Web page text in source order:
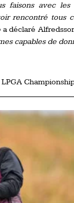
faisons avec les
rencontré tous
a déclaré
capables de